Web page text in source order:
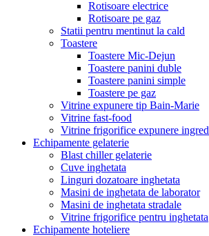
Rotisoare electrice
Rotisoare pe gaz
Statii pentru mentinut la cald
Toastere
Toastere Mic-Dejun
Toastere panini duble
Toastere panini simple
Toastere pe gaz
Vitrine expunere tip Bain-Marie
Vitrine fast-food
Vitrine frigorifice expunere
Echipamente gelaterie
Blast chiller gelaterie
Cuve inghetata
Linguri dozatoare inghetata
Masini de inghetata de laborator
Masini de inghetata stradale
Vitrine frigorifice pentru inghetata
Echipamente hoteliere